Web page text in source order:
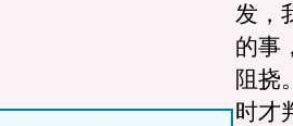
发，
的事
阻挠
时才